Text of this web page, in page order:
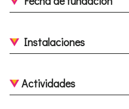
Instalaciones
Actividades